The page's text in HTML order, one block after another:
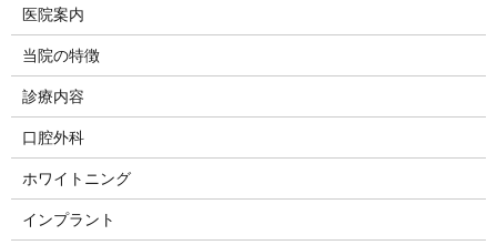
医院案内
当院の特徴
診療内容
口腔外科
ホワイトニング
インプラント